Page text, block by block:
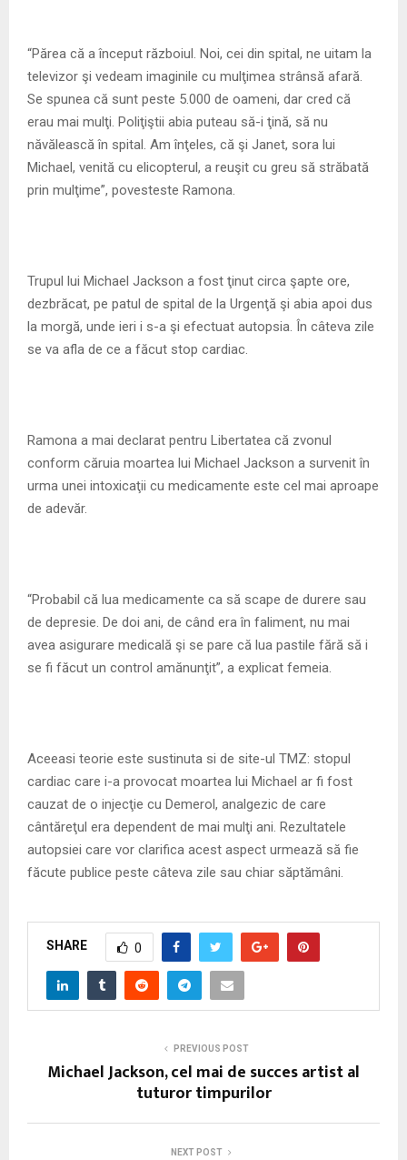
“Părea că a început războiul. Noi, cei din spital, ne uitam la
televizor şi vedeam imaginile cu mulţimea strânsă afară.
Se spunea că sunt peste 5.000 de oameni, dar cred că
erau mai mulţi. Poliţiştii abia puteau să-i ţină, să nu
năvălească în spital. Am înţeles, că şi Janet, sora lui
Michael, venită cu elicopterul, a reuşit cu greu să străbată
prin mulţime”, povesteste Ramona.
Trupul lui Michael Jackson a fost ţinut circa şapte ore,
dezbrăcat, pe patul de spital de la Urgenţă şi abia apoi dus
la morgă, unde ieri i s-a şi efectuat autopsia. În câteva zile
se va afla de ce a făcut stop cardiac.
Ramona a mai declarat pentru Libertatea că zvonul
conform căruia moartea lui Michael Jackson a survenit în
urma unei intoxicaţii cu medicamente este cel mai aproape
de adevăr.
“Probabil că lua medicamente ca să scape de durere sau
de depresie. De doi ani, de când era în faliment, nu mai
avea asigurare medicală şi se pare că lua pastile fără să i
se fi făcut un control amănunţit”, a explicat femeia.
Aceeasi teorie este sustinuta si de site-ul TMZ: stopul
cardiac care i-a provocat moartea lui Michael ar fi fost
cauzat de o injecţie cu Demerol, analgezic de care
cântăreţul era dependent de mai mulţi ani. Rezultatele
autopsiei care vor clarifica acest aspect urmează să fie
făcute publice peste câteva zile sau chiar săptămâni.
SHARE 0
PREVIOUS POST
Michael Jackson, cel mai de succes artist al
tuturor timpurilor
NEXT POST